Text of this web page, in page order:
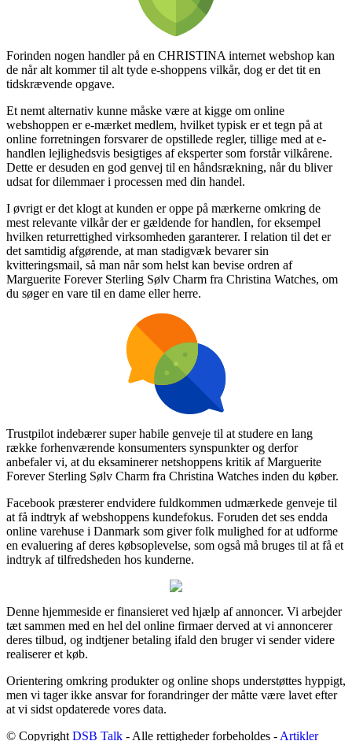
Forinden nogen handler på en CHRISTINA internet webshop kan
de når alt kommer til alt tyde e-shoppens vilkår, dog er det tit en
tidskrævende opgave.
Et nemt alternativ kunne måske være at kigge om online
webshoppen er e-mærket medlem, hvilket typisk er et tegn på at
online forretningen forsvarer de opstillede regler, tillige med at e-
handlen lejlighedsvis besigtiges af eksperter som forstår vilkårene.
Dette er desuden en god genvej til en håndsrækning, når du bliver
udsat for dilemmaer i processen med din handel.
I øvrigt er det klogt at kunden er oppe på mærkerne omkring de
mest relevante vilkår der er gældende for handlen, for eksempel
hvilken returrettighed virksomheden garanterer. I relation til det er
det samtidig afgørende, at man stadigvæk bevarer sin
kvitteringsmail, så man når som helst kan bevise ordren af
Marguerite Forever Sterling Sølv Charm fra Christina Watches, om
du søger en vare til en dame eller herre.
Trustpilot indebærer super habile genveje til at studere en lang
række forhenværende konsumenters synspunkter og derfor
anbefaler vi, at du eksaminerer netshoppens kritik af Marguerite
Forever Sterling Sølv Charm fra Christina Watches inden du køber.
Facebook præsterer endvidere fuldkommen udmærkede genveje til
at få indtryk af webshoppens kundefokus. Foruden det ses endda
online varehuse i Danmark som giver folk mulighed for at udforme
en evaluering af deres købsoplevelse, som også må bruges til at få et
indtryk af tilfredsheden hos kunderne.
Denne hjemmeside er finansieret ved hjælp af annoncer. Vi arbejder
tæt sammen med en hel del online firmaer derved at vi annoncerer
deres tilbud, og indtjener betaling ifald den bruger vi sender videre
realiserer et køb.
Orientering omkring produkter og online shops understøttes hyppigt,
men vi tager ikke ansvar for forandringer der måtte være lavet efter
at vi sidst opdaterede vores data.
© Copyright DSB Talk - Alle rettigheder forbeholdes - Artikler